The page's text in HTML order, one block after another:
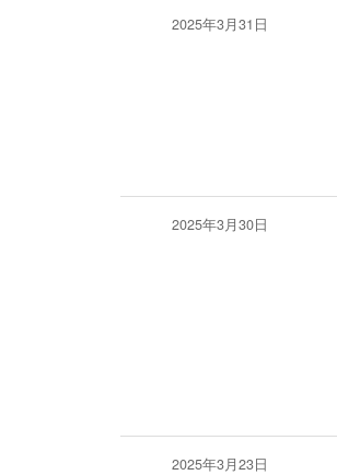
2025年3月31日
2025年3月30日
2025年3月23日